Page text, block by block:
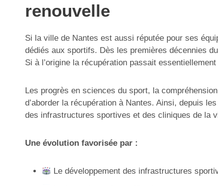
renouvelle
Si la ville de Nantes est aussi réputée pour ses
dédiés aux sportifs. Dès les premières décennies
Si à l’origine la récupération passait
Les progrès en sciences du sport, la
d’aborder la récupération à Nantes. Ainsi, depuis
des infrastructures sportives et des cliniques de la
Une évolution favorisée par :
Le développement des infrastructures